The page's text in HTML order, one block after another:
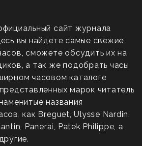
сайт журнала
вы найдете самые свежие
сможете обсудить их на
а так же подобрать часы
часовом каталоге
марок читатель
названия
как Breguet, Ulysse Nardin,
Panerai, Patek Philippe, а